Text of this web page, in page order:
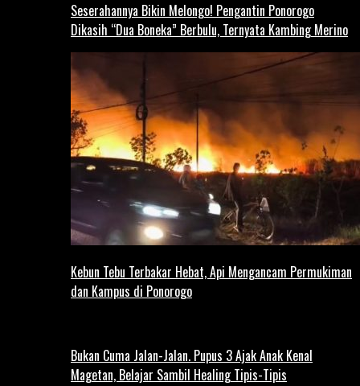
Seserahannya Bikin Melongo! Pengantin Ponorogo
Dikasih “Dua Boneka” Berbulu, Ternyata Kambing Merino
Kebun Tebu Terbakar Hebat, Api Mengancam Permukiman
dan Kampus di Ponorogo
Bukan Cuma Jalan-Jalan. Pupus 3 Ajak Anak Kenal
Magetan, Belajar Sambil Healing Tipis-Tipis